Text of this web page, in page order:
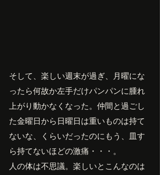
そして、楽しい週末が過ぎ、月曜にな
ったら何故か左手だけパンパンに腫れ
上がり動かなくなった。仲間と過ごし
た金曜日から日曜日は重いものは持て
ないな、くらいだったのにもう、皿す
ら持てないほどの激痛・・・。
人の体は不思議。楽しいとこんなのは